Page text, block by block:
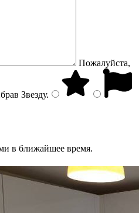
Пожалуйста,
Звезду.
в ближайшее время.